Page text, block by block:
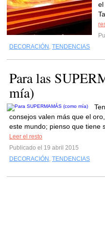
el
DECORACIÓN , TENDENCIAS
Para las
mía)
consejos valen más que el
este mundo; pienso que tiene
Leer el resto
Publicado el 19 abril 2015
DECORACIÓN , TENDENCIAS